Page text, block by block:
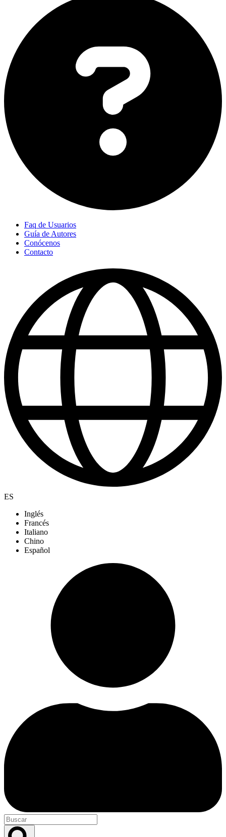
Faq de Usuarios
Guía de Autores
Conócenos
Contacto
ES
Inglés
Francés
Italiano
Chino
Español